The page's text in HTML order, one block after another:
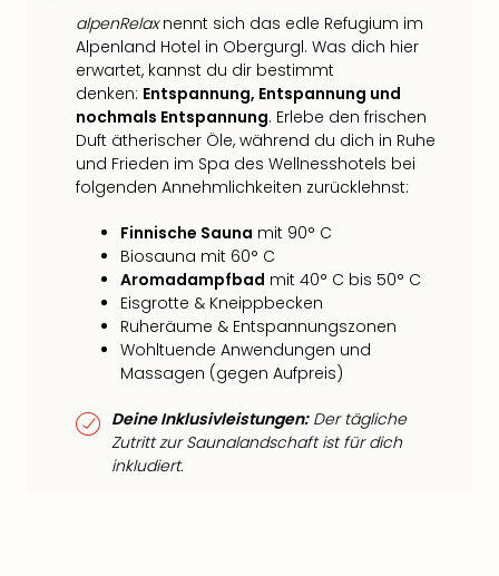
alpenRelaxnennt sich das edle Refugium im
Alpenland Hotel in Obergurgl. Was dich hier
erwartet, kannst du dir bestimmt
denken: Entspannung, Entspannung und
nochmals Entspannung. Erlebe den frischen
Duft ätherischer Öle, während du dich in Ruhe
und Frieden im Spa des Wellnesshotels bei
folgenden Annehmlichkeiten zurücklehnst:
Finnische Sauna mit 90° C
Biosauna mit 60° C
Aromadampfbad mit 40° C bis 50° C
Eisgrotte & Kneippbecken
Ruheräume & Entspannungszonen
Wohltuende Anwendungen und
Massagen (gegen Aufpreis)
Deine Inklusivleistungen:Der tägliche
Zutritt zur Saunalandschaft ist für dich
inkludiert.